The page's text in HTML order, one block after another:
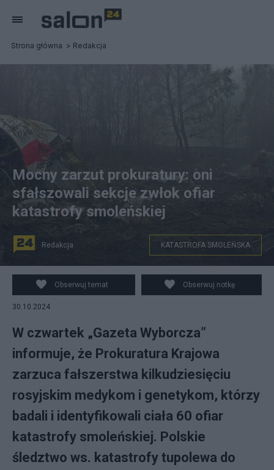
Strona główna Redakcja
Katastrofa smoleńska. Fot. mat. prasowe
Mocny zarzut prokuratury: oni
sfałszowali sekcje zwłok ofiar
katastrofy smoleńskiej
Redakcja KATASTROFA SMOLEŃSKA
Obserwuj temat Obserwuj notkę
30.10.2024
W czwartek „Gazeta Wyborcza”
informuje, że Prokuratura Krajowa
zarzuca fałszerstwa kilkudziesięciu
rosyjskim medykom i genetykom, którzy
badali i identyfikowali ciała 60 ofiar
katastrofy smoleńskiej. Polskie
śledztwo ws. katastrofy tupolewa do